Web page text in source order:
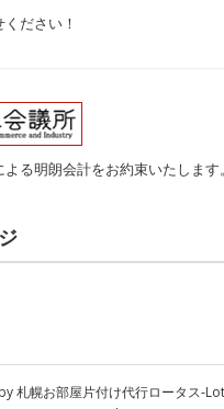
ださい！
る明朗会計をお約束いたします。
札幌お部屋片付け代行ロータス